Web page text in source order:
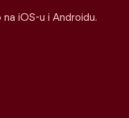
iOS-u i Androidu.